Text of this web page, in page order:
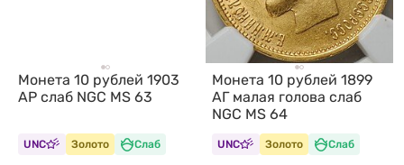
Монета 10 рублей 1903
АР слаб NGC MS 63
UNC Золото Слаб
Монета 10 рублей 1899
АГ малая голова слаб
NGC MS 64
UNC Золото Слаб